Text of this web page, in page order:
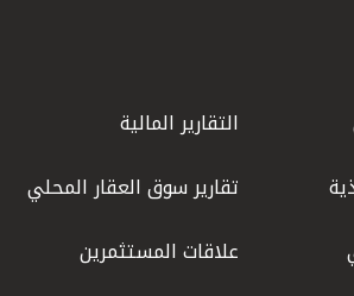
التقارير المالية
تقارير سوق العقار المحلي
علاقات المستثمرين